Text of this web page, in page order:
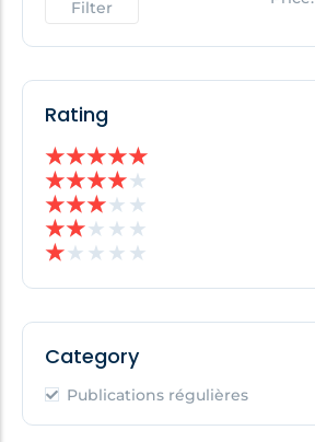
No Posts Found!
Filter
Rating
★★★★★
★★★★★
★★★★ ★
★★★ ★ ★
★★ ★ ★ ★
Category
Publications régulières